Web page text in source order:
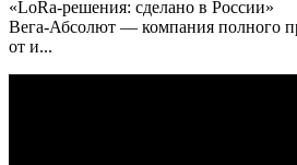
«LoRa-решения: сделано в России»
Вега-Абсолют — компания полного
от и...